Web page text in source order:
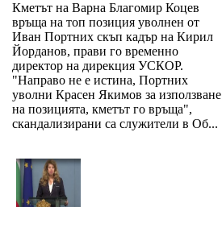
Кметът на Варна Благомир Коцев
връща на топ позиция уволнен от
Иван Портних скъп кадър на Кирил
Йорданов, прави го временно
директор на дирекция УСКОР.
"Направо не е истина, Портних
уволни Красен Якимов за използване
на позицията, кметът го връща",
скандализирани са служители в Об...